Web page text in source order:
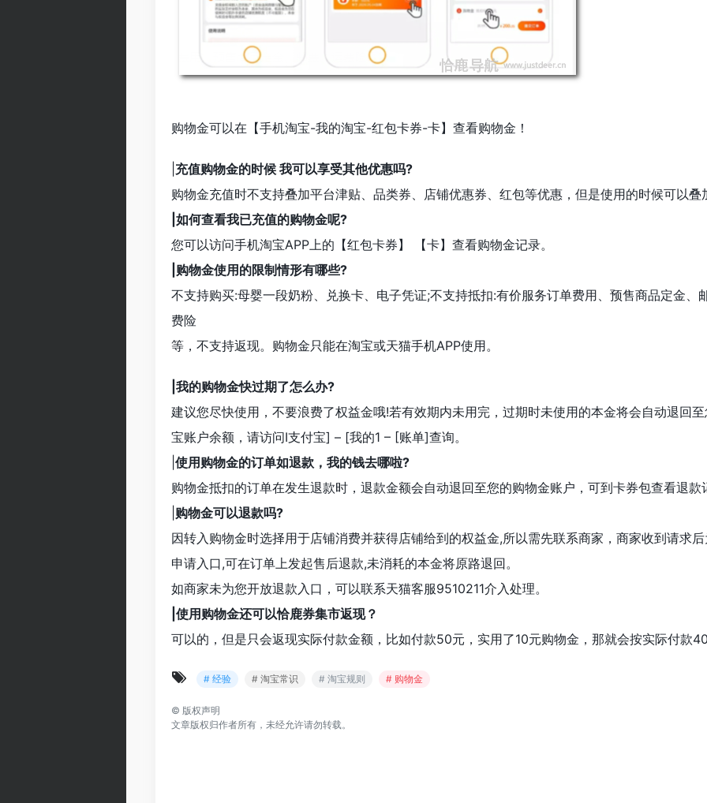
购物金可以在【手机淘宝-我的淘宝-红包卡券-卡】查看购物金！
充值购物金的时候 我可以享受其他优惠吗?
购物金充值时不支持叠加平台津贴、品类券、店铺优惠券、红包等优惠，但是使用的时候可以叠
|如何查看我已充值的购物金呢?
您可以访问手机淘宝APP上的【红包卡券】 【卡】查看购物金记录。
|购物金使用的限制情形有哪些?
不支持购买:母婴一段奶粉、兑换卡、电子凭证;不支持抵扣:有价服务订单费用、预售商品定金、
费险
等，不支持返现。购物金只能在淘宝或天猫手机APP使用。
|我的购物金快过期了怎么办?
建议您尽快使用，不要浪费了权益金哦!若有效期内未用完，过期时未使用的本金将会自动退回
宝账户余额，请访问I支付宝] – [我的1 – [账单]查询。
使用购物金的订单如退款，我的钱去哪啦?
购物金抵扣的订单在发生退款时，退款金额会自动退回至您的购物金账户，可到卡券包查看退款
购物金可以退款吗?
因转入购物金时选择用于店铺消费并获得店铺给到的权益金,所以需先联系商家，商家收到请求
申请入口,可在订单上发起售后退款,未消耗的本金将原路退回。
如商家未为您开放退款入口，可以联系天猫客服9510211介入处理。
|使用购物金还可以恰鹿券集市返现？
可以的，但是只会返现实际付款金额，比如付款50元，实用了10元购物金，那就会按实际付款
# 经验 # 淘宝常识 # 淘宝规则 # 购物金
© 版权声明
文章版权归作者所有，未经允许请勿转载。